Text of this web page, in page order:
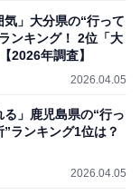
気」大分県の“行って
ンキング！ 2位「大
2026年調査】
2026.04.05
る」鹿児島県の“行っ
ランキング1位は？
2026.04.05